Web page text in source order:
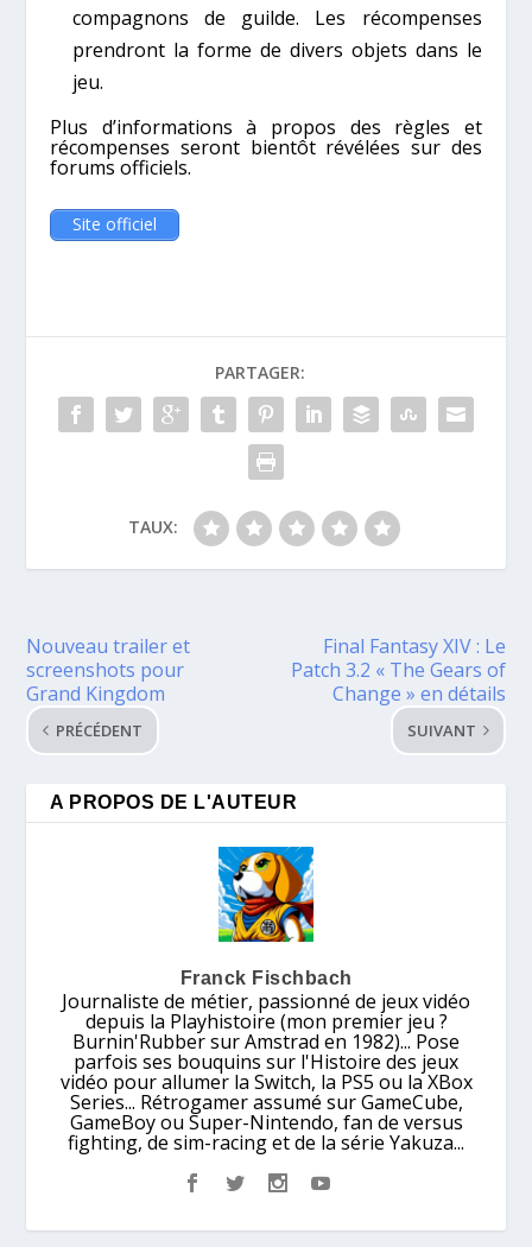
compagnons de guilde. Les récompenses
prendront la forme de divers objets dans le
jeu.
Plus d’informations à propos des règles et
récompenses seront bientôt révélées sur des
forums officiels.
Site officiel
PARTAGER:
TAUX:
Nouveau trailer et
screenshots pour
Grand Kingdom
PRÉCÉDENT
Final Fantasy XIV : Le
Patch 3.2 « The Gears of
Change » en détails
SUIVANT
A PROPOS DE L'AUTEUR
Franck Fischbach
Journaliste de métier, passionné de jeux vidéo
depuis la Playhistoire (mon premier jeu ?
Burnin'Rubber sur Amstrad en 1982)... Pose
parfois ses bouquins sur l'Histoire des jeux
vidéo pour allumer la Switch, la PS5 ou la XBox
Series... Rétrogamer assumé sur GameCube,
GameBoy ou Super-Nintendo, fan de versus
fighting, de sim-racing et de la série Yakuza...